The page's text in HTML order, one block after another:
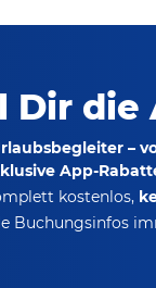
Dir die
–
App-
kostenlos,
Buchungsinfos